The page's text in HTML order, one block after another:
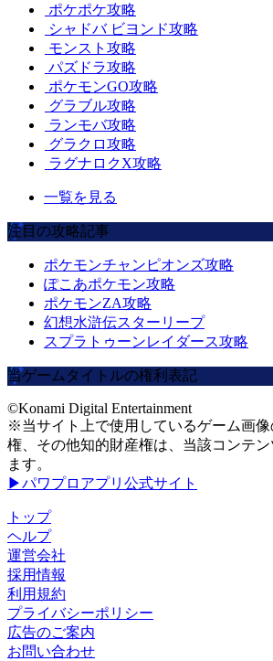
ポケポケ攻略
シャドバ ビヨンド攻略
モンスト攻略
パズドラ攻略
ポケモンGO攻略
グラブル攻略
ランモバ攻略
グラクロ攻略
ラグナロクX攻略
一覧を見る
注目の攻略記事
ポケモンチャンピオンズ攻略
ぽこあポケモン攻略
ポケモンZA攻略
幻想水滸伝スターリープ
スプラトゥーンレイダース攻略
当ゲームタイトルの権利表記
©Konami Digital Entertainment
※当サイト上で使用しているゲーム画
権、その他知的財産権は、当該コンテ
ます。
▶パワプロアプリ公式サイト
トップ
ヘルプ
運営会社
採用情報
利用規約
プライバシーポリシー
広告のご案内
お問い合わせ